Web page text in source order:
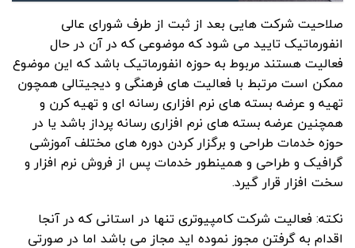
صلاحیت شرکت هایی بعد از ثبت از طرف شورای عالی
انفورماتیک تایید می شود که موضوعی که در آن در حال
فعالیت هستند مربوط به حوزه انفورماتیک باشد که این موضوع
ممکن است مرتبط با فعالیت های فرهنگی و دیجیتالی همچون
تهیه و عرضه بسته های نرم افزاری رسانه ای و تهیه کرن و
همچنین عرضه بسته های نرم افزاری رسانه پرداز باشد یا در
حوزه خدمات طراحی و برگزار کردن دوره های مختلف آموزشی
گرافیک و طراحی و همینطور خدمات پس از فروش نرم افزار و
سخت افزار قرار گیرد.
نکته: فعالیت شرکت کامپیوتری تنها در استانی که در آنجا
اقدام به گرفتن مجوز نموده اید مجاز می باشد اما در صورتی